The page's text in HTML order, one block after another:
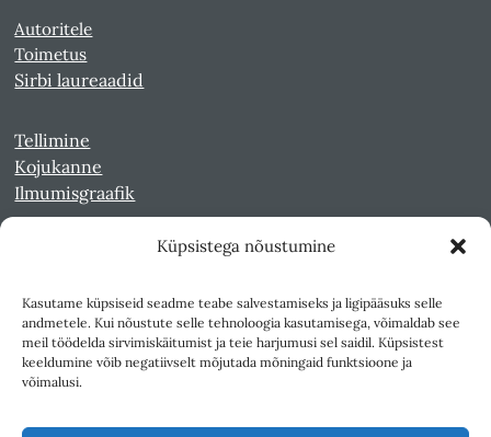
Küpsistega nõustumine
Kasutame küpsiseid seadme teabe salvestamiseks ja ligipääsuks selle
andmetele. Kui nõustute selle tehnoloogia kasutamisega, võimaldab see
meil töödelda sirvimiskäitumist ja teie harjumusi sel saidil. Küpsistest
keeldumine võib negatiivselt mõjutada mõningaid funktsioone ja
võimalusi.
Autoritele
Toimetus
Sirbi laureaadid
Tellimine
Kojukanne
Ilmumisgraafik
Kultuurileht 1994-1997
Reede 1989-1990
Sirp ja Vasar 1940-1989